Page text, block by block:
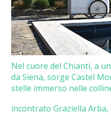
Nel cuore del Chianti, a
da Siena, sorge Castel
stelle immerso nelle
incontrato Graziella Arba,